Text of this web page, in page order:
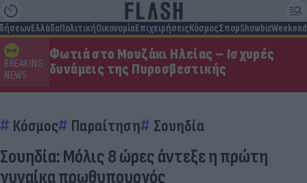
ΕλλάδαΠολιτικήΟικονομίαΕπιχειρήσειςΚόσμοςΣπορShowbizWeekend
BREAKING
NEWS
Φωτιά στο Μουζάκι Ηλείας – Ισχυρές
δυνάμεις της Πυροσβεστικής
Κόσμος Παραίτηση Σουηδία
Σουηδία: Μόλις 8 ώρες άντεξε η πρώτη
γυναίκα πρωθυπουργός